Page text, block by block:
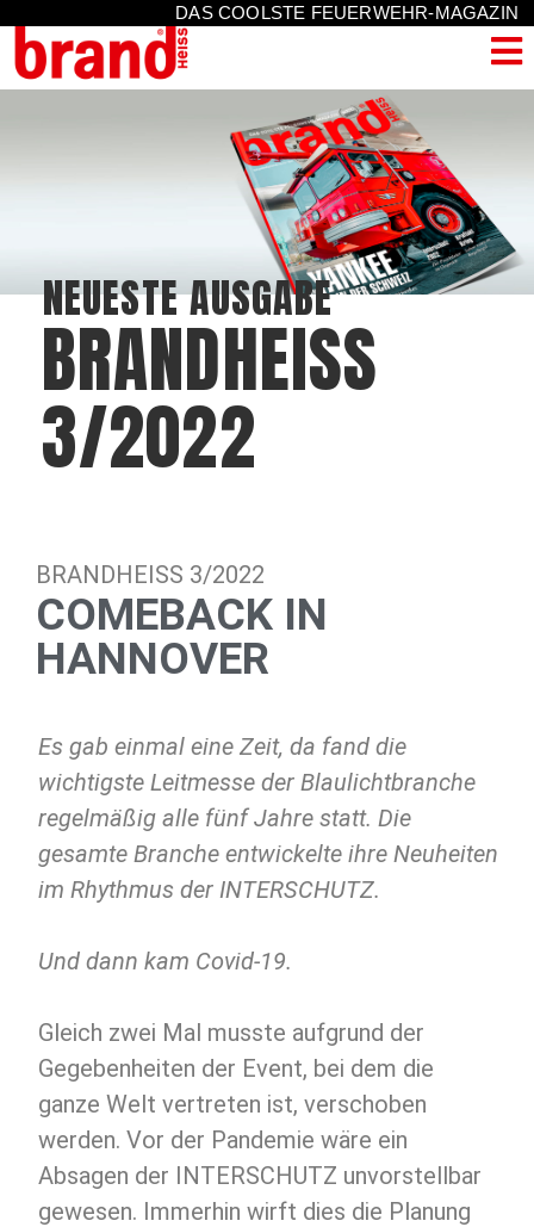
DAS COOLSTE FEUERWEHR-MAGAZIN
NEUESTE AUSGABE
BRANDHEISS
3/2022
BRANDHEISS 3/2022
COMEBACK IN
HANNOVER
Es gab einmal eine Zeit, da fand die
wichtigste Leitmesse der Blaulichtbranche
regelmäßig alle fünf Jahre statt. Die
gesamte Branche entwickelte ihre Neuheiten
im Rhythmus der INTERSCHUTZ.
Und dann kam Covid-19.
Gleich zwei Mal musste aufgrund der
Gegebenheiten der Event, bei dem die
ganze Welt vertreten ist, verschoben
werden. Vor der Pandemie wäre ein
Absagen der INTERSCHUTZ unvorstellbar
gewesen. Immerhin wirft dies die Planung